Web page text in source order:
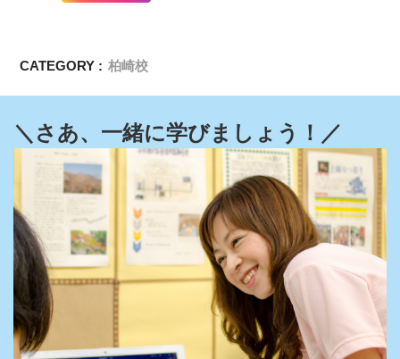
CATEGORY : 柏崎校
＼さあ、一緒に学びましょう！／